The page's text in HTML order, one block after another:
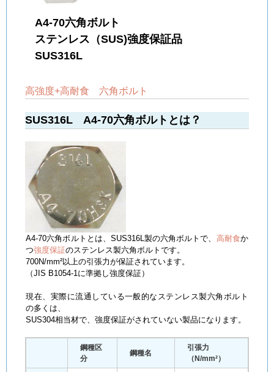
A4-70六角ボルト
ステンレス（SUS)強度保証品
SUS316L
高強度+高耐食 六角ボルト
SUS316L A4-70六角ボルトとは？
A4-70六角ボルトとは、SUS316L製の六角ボルトで、 高耐食か
つ強度保証のステンレス製六角ボルトです。
700N/mm²以上の引張力が保証されています。
（JIS B1054-1に準拠し強度保証）
現在、実際に流通している一般的なステンレス製六角ボルト
の多くは、
SUS304相当材で、強度保証がされていない製品になります。
鋼種区
分
鋼種名
引張力
（N/mm²）